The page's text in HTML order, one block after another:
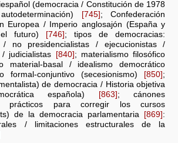
(democracia / Constitución de 1978
[745]; Confederación
Europea / Imperio anglosajón (España y
futuro) [746]; tipos de democracias:
/ no presidencialistas / ejecucionistas /
judicialistas [840]; materialismo filosófico
material-basal / idealismo democrático
formal-conjuntivo (secesionismo) [850];
de democracia / Historia objetiva
española) [863]; cánones
prácticos para corregir los cursos
de la democracia parlamentaria [869]:
/ limitaciones estructurales de la